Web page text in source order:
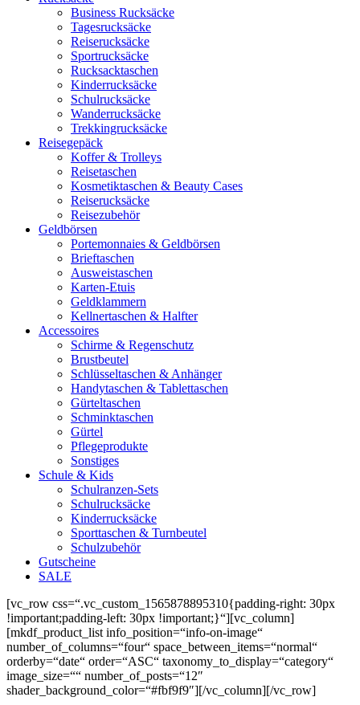
Business Rucksäcke
Tagesrucksäcke
Reiserucksäcke
Sportrucksäcke
Rucksacktaschen
Kinderrucksäcke
Schulrucksäcke
Wanderrucksäcke
Trekkingrucksäcke
Reisegepäck
Koffer & Trolleys
Reisetaschen
Kosmetiktaschen & Beauty Cases
Reiserucksäcke
Reisezubehör
Geldbörsen
Portemonnaies & Geldbörsen
Brieftaschen
Ausweistaschen
Karten-Etuis
Geldklammern
Kellnertaschen & Halfter
Accessoires
Schirme & Regenschutz
Brustbeutel
Schlüsseltaschen & Anhänger
Handytaschen & Tablettaschen
Gürteltaschen
Schminktaschen
Gürtel
Pflegeprodukte
Sonstiges
Schule & Kids
Schulranzen-Sets
Schulrucksäcke
Kinderrucksäcke
Sporttaschen & Turnbeutel
Schulzubehör
Gutscheine
SALE
[vc_row css=“.vc_custom_1565878895310{padding-right: 30px
!important;padding-left: 30px !important;}“][vc_column]
[mkdf_product_list info_position=“info-on-image“
number_of_columns=“four“ space_between_items=“normal“
orderby=“date“ order=“ASC“ taxonomy_to_display=“category“
image_size=““ number_of_posts=“12″
shader_background_color=“#fbf9f9″][/vc_column][/vc_row]